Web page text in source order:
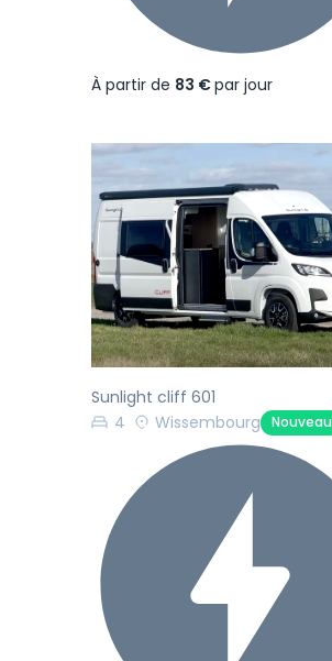
À partir de 83 €par jour
Précédent
Sunlight cliff 601
4
Wissembourg Nouveau